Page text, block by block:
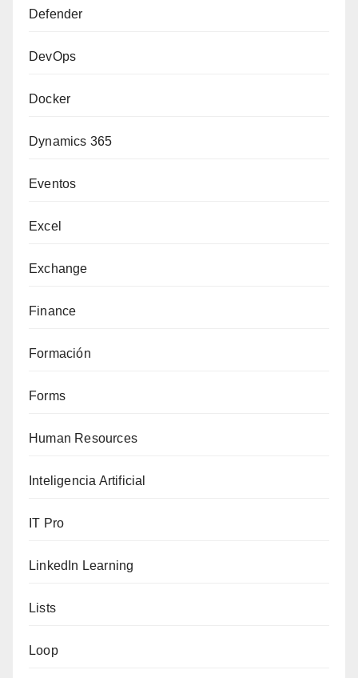
Defender
DevOps
Docker
Dynamics 365
Eventos
Excel
Exchange
Finance
Formación
Forms
Human Resources
Inteligencia Artificial
IT Pro
LinkedIn Learning
Lists
Loop